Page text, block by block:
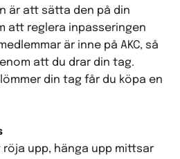
är att sätta den på din
att reglera inpasseringen
är inne på AKC, så
att du drar din tag.
din tag får du köpa en
upp, hänga upp mittsar